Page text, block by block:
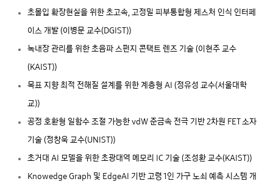
초몰입 확장현실을 위한 초고속, 고정밀 피부통합형 제스처 인식 인터페
이스 개발 (이병문 교수(DGIST))
녹내장 관리를 위한 초음파 스펀지 콘택트 렌즈 기술 (이현주 교수
(KAIST))
목표 지향 최적 전해질 설계를 위한 계층형 AI (정유성 교수(서울대학
교))
공정 호환형 일함수 조절 가능한 vdW 준금속 전극 기반 2차원 FET 소자
기술 (정창욱 교수(UNIST))
초거대 AI 모델을 위한 초광대역 메모리 IC 기술 (조성환 교수(KAIST))
Knowedge Graph 및 EdgeAI 기반 고령 1인 가구 노쇠 예측 시스템 개